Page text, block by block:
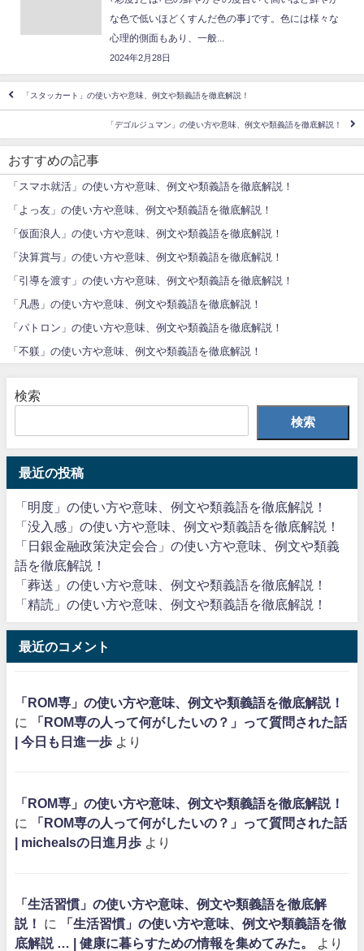
な色で低いほどくすんだ色の事｣です。色には様々な
心理的側面もあり、一般...
2024年2月28日
「スタッカート」の使い方や意味、例文や類義語を徹底解説！
「デゴルジュマン」の使い方や意味、例文や類義語を徹底解説！
おすすめの記事
「スマホ就活」の使い方や意味、例文や類義語を徹底解説！
「よっ友」の使い方や意味、例文や類義語を徹底解説！
「仮面浪人」の使い方や意味、例文や類義語を徹底解説！
「決算賞与」の使い方や意味、例文や類義語を徹底解説！
「引導を渡す」の使い方や意味、例文や類義語を徹底解説！
「凡愚」の使い方や意味、例文や類義語を徹底解説！
「パトロン」の使い方や意味、例文や類義語を徹底解説！
「不躾」の使い方や意味、例文や類義語を徹底解説！
検索
検索
最近の投稿
「明度」の使い方や意味、例文や類義語を徹底解説！
「没入感」の使い方や意味、例文や類義語を徹底解説！
「日銀金融政策決定会合」の使い方や意味、例文や類義
語を徹底解説！
「葬送」の使い方や意味、例文や類義語を徹底解説！
「精読」の使い方や意味、例文や類義語を徹底解説！
最近のコメント
「ROM専」の使い方や意味、例文や類義語を徹底解説！
に
「ROM専の人って何がしたいの？」って質問された話
| 今日も日進一歩 より
「ROM専」の使い方や意味、例文や類義語を徹底解説！
に
「ROM専の人って何がしたいの？」って質問された話
| michealsの日進月歩 より
「生活習慣」の使い方や意味、例文や類義語を徹底解
説！
に
「生活習慣」の使い方や意味、例文や類義語を徹
底解説 … | 健康に暮らすための情報を集めてみた。
より